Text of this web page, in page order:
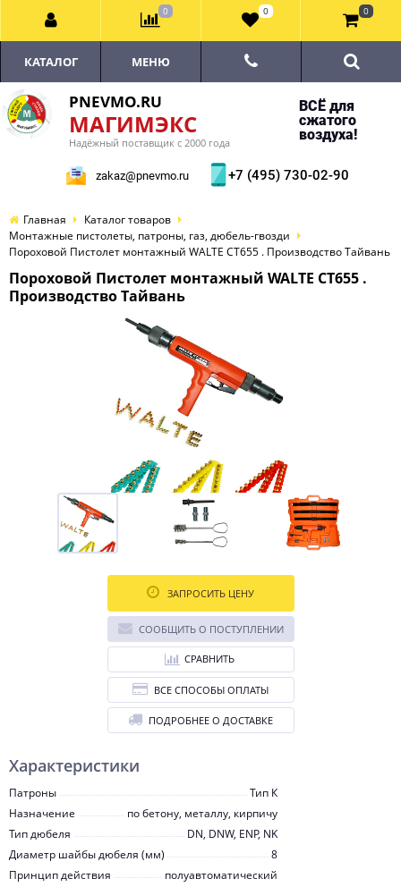
PNEVMO.RU
МАГИМЭКС
Надёжный поставщик с 2000 года
ВСЁ для
сжатого
воздуха!
zakaz@pnevmo.ru +7 (495) 730-02-90
КАТАЛОГ МЕНЮ
Главная
Каталог товаров
Монтажные пистолеты, патроны, газ, дюбель-гвозди
Пороховой Пистолет монтажный WALTE СТ655 . Производство Тайвань
Пороховой Пистолет монтажный WALTE СТ655 .
Производство Тайвань
Характеристики
Патроны
Тип К
Назначение
по бетону, металлу, кирпичу
Тип дюбеля
DN, DNW, ENP, NK
Диаметр шайбы дюбеля (мм)
8
Принцип действия
полуавтоматический
ЗАПРОСИТЬ ЦЕНУ
СООБЩИТЬ О ПОСТУПЛЕНИИ
СРАВНИТЬ
ВСЕ СПОСОБЫ ОПЛАТЫ
ПОДРОБНЕЕ О ДОСТАВКЕ
0 0 0